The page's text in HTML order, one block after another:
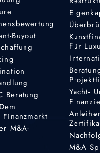
Buyout
Beratung
Finanzmarkt
M&A-
Für
Yacht-
M&A